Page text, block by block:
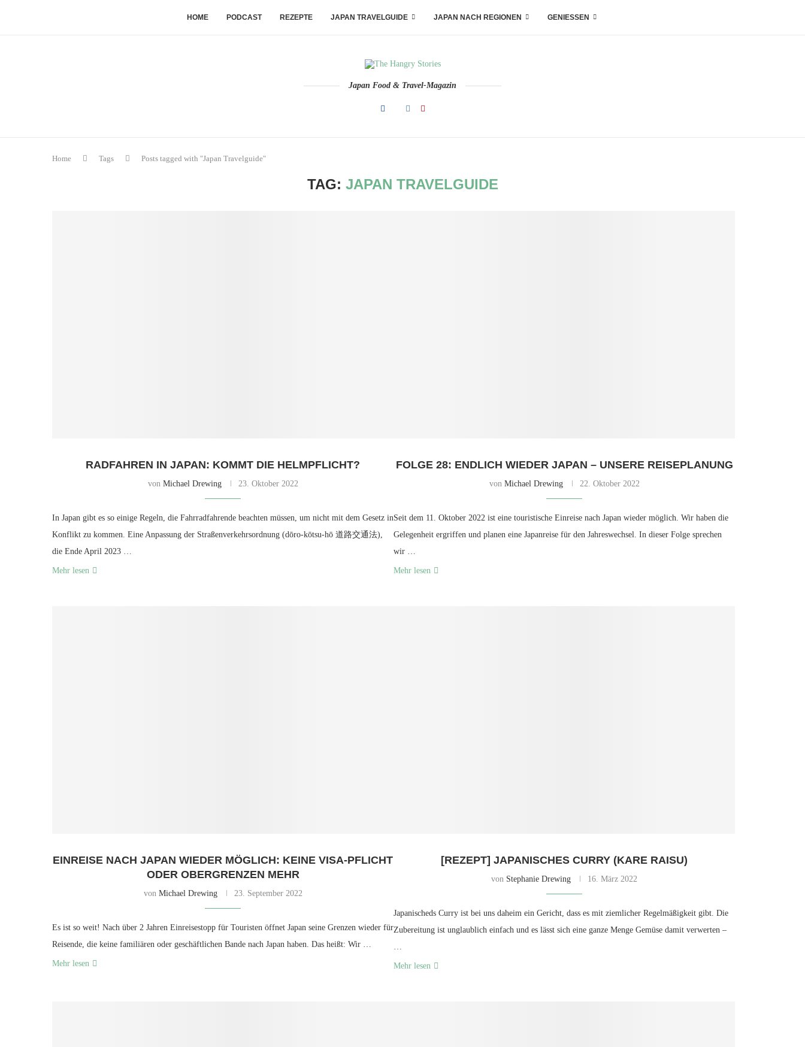
HOME PODCAST REZEPTE JAPAN TRAVELGUIDE JAPAN NACH REGIONEN GENIESSEN
Japan Food & Travel-Magazin
Home Tags Posts tagged with "Japan Travelguide"
TAG: JAPAN TRAVELGUIDE
RADFAHREN IN JAPAN: KOMMT DIE HELMPFLICHT?
von Michael Drewing 23. Oktober 2022
In Japan gibt es so einige Regeln, die Fahrradfahrende beachten müssen, um nicht mit dem Gesetz in
Konflikt zu kommen. Eine Anpassung der Straßenverkehrsordnung (dōro-kōtsu-hō 道路交通法),
die Ende April 2023 …
Mehr lesen
FOLGE 28: ENDLICH WIEDER JAPAN – UNSERE REISEPLANUNG
von Michael Drewing 22. Oktober 2022
Seit dem 11. Oktober 2022 ist eine touristische Einreise nach Japan wieder möglich. Wir haben die
Gelegenheit ergriffen und planen eine Japanreise für den Jahreswechsel. In dieser Folge sprechen
wir …
Mehr lesen
EINREISE NACH JAPAN WIEDER MÖGLICH: KEINE VISA-PFLICHT
ODER OBERGRENZEN MEHR
von Michael Drewing 23. September 2022
Es ist so weit! Nach über 2 Jahren Einreisestopp für Touristen öffnet Japan seine Grenzen wieder für
Reisende, die keine familiären oder geschäftlichen Bande nach Japan haben. Das heißt: Wir …
Mehr lesen
[REZEPT] JAPANISCHES CURRY (KARE RAISU)
von Stephanie Drewing 16. März 2022
Japanischeds Curry ist bei uns daheim ein Gericht, dass es mit ziemlicher Regelmäßigkeit gibt. Die
Zubereitung ist unglaublich einfach und es lässt sich eine ganze Menge Gemüse damit verwerten –
…
Mehr lesen